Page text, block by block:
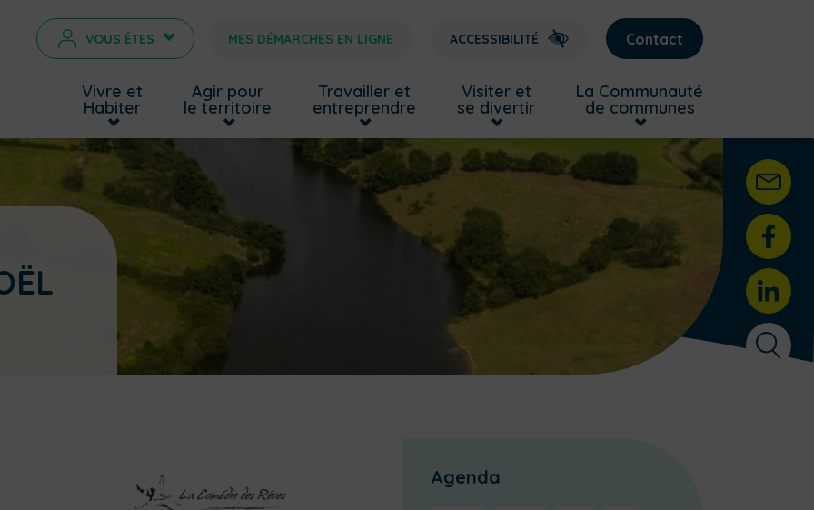
VOUS ÊTES > MES DÉMARCHES EN LIGNE ACCESSIBILITÉ Contact
Vivre et
Habiter
Agir pour
le territoire
Travailler et
entreprendre
Visiter et
se divertir
La Communauté
de communes
Agenda